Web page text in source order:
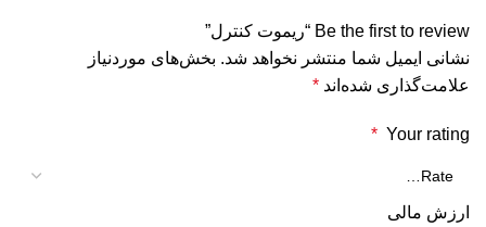
Be the first to review “ریموت کنترل”
نشانی ایمیل شما منتشر نخواهد شد. بخش‌های موردنیاز
علامت‌گذاری شده‌اند *
Your rating
*
ارزش مالی